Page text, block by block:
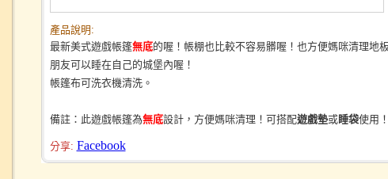
產品說明:
最新美式遊戲帳篷無底的喔！帳棚也比較不容易髒喔！也方便媽咪清理地
朋友可以睡在自己的城堡內喔！
帳篷布可洗衣機清洗。
備註：此遊戲帳篷為無底設計，方便媽咪清理！可搭配遊戲墊或睡袋使用！
分享: Facebook